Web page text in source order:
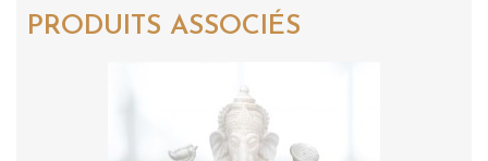
PRODUITS ASSOCIÉS